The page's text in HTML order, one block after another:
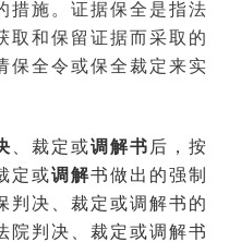
措施。证据保全是指法
取和保留证据而采取的
保全令或保全 裁定来实
、裁定或调解书 后，按
定或调解书做出的强制
判决、裁定或调解书的
院判决、裁定或调解书